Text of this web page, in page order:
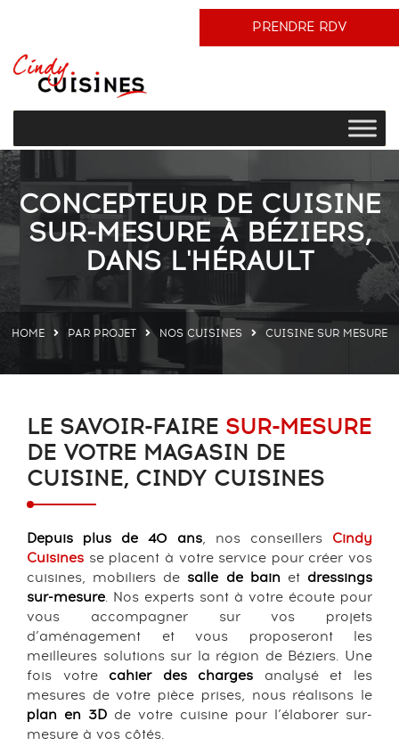
PRENDRE RDV
CONCEPTEUR DE CUISINE
SUR-MESURE À BÉZIERS,
DANS L'HÉRAULT
HOME PAR PROJET NOS CUISINES CUISINE SUR MESURE
LE SAVOIR-FAIRE SUR-MESURE
DE VOTRE MAGASIN DE
CUISINE, CINDY CUISINES
Depuis plus de 40 ans, nos conseillers Cindy
Cuisines se placent à votre service pour créer vos
cuisines, mobiliers de salle de bainet dressings
sur-mesure. Nos experts sont à votre écoute pour
vous accompagner sur vos projets
d’aménagement et vous proposeront les
meilleures solutions sur la région de Béziers. Une
fois votre cahier des charges analysé et les
mesures de votre pièce prises, nous réalisons le
plan en 3D de votre cuisine pour l’élaborer sur-
mesure à vos côtés.